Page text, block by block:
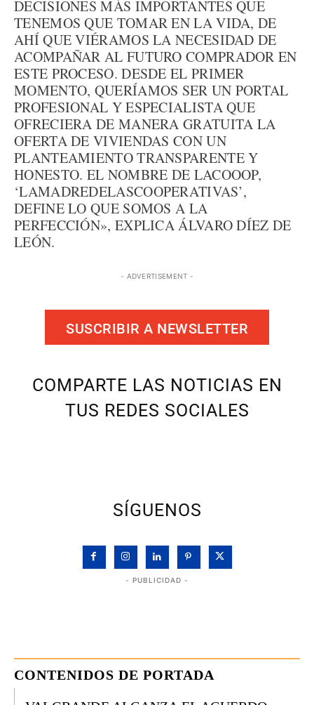
DECISIONES MÁS IMPORTANTES QUE
TENEMOS QUE TOMAR EN LA VIDA, DE
AHÍ QUE VIÉRAMOS LA NECESIDAD DE
ACOMPAÑAR AL FUTURO COMPRADOR EN
ESTE PROCESO. DESDE EL PRIMER
MOMENTO, QUERÍAMOS SER UN PORTAL
PROFESIONAL Y ESPECIALISTA QUE
OFRECIERA DE MANERA GRATUITA LA
OFERTA DE VIVIENDAS CON UN
PLANTEAMIENTO TRANSPARENTE Y
HONESTO. EL NOMBRE DE LACOOOP,
‘LAMADREDELASCOOPERATIVAS’,
DEFINE LO QUE SOMOS A LA
PERFECCIÓN», EXPLICA ÁLVARO DÍEZ DE
LEÓN.
- ADVERTISEMENT -
SUSCRIBIR A NEWSLETTER
COMPARTE LAS NOTICIAS EN
TUS REDES SOCIALES
SÍGUENOS
- PUBLICIDAD -
CONTENIDOS DE PORTADA